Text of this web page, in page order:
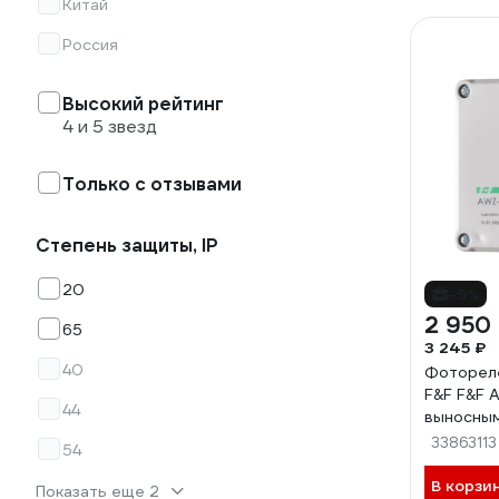
Китай
Россия
Высокий рейтинг
4 и 5 звезд
Только с отзывами
Степень защиты, IP
20
65
40
44
54
Показать еще 2
2 950
3 245 ₽
F&F F&F
33863113
В